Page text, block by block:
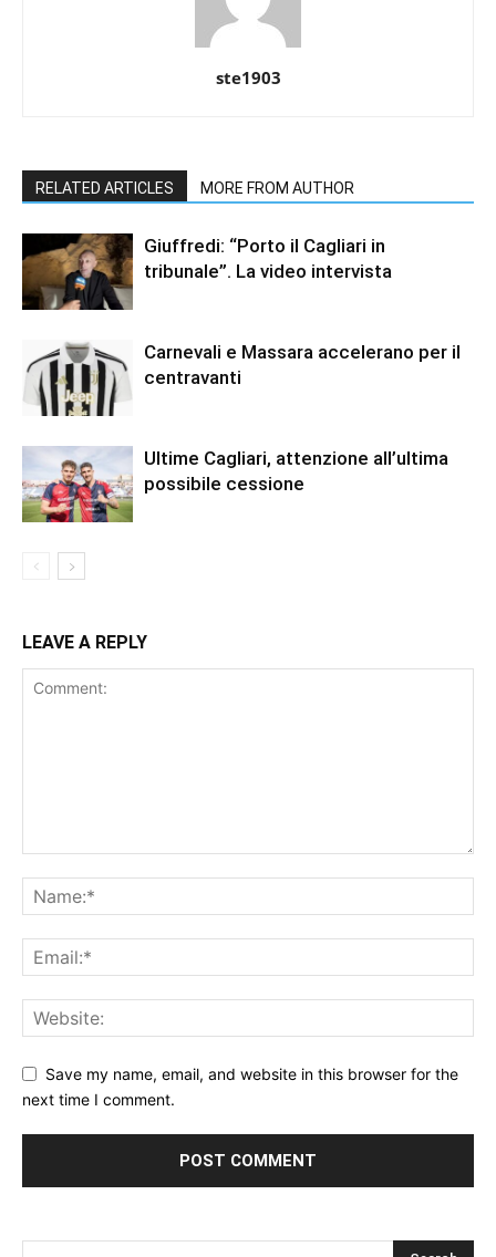
ste1903
RELATED ARTICLES MORE FROM AUTHOR
Giuffredi: “Porto il Cagliari in
tribunale”. La video intervista
Carnevali e Massara accelerano per il
centravanti
Ultime Cagliari, attenzione all’ultima
possibile cessione
LEAVE A REPLY
Save my name, email, and website in this browser for the
next time I comment.